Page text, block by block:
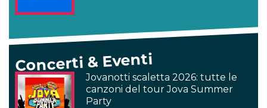
Concerti & Eventi
Jovanotti scaletta 2026: tutte le
canzoni del tour Jova Summer
Party